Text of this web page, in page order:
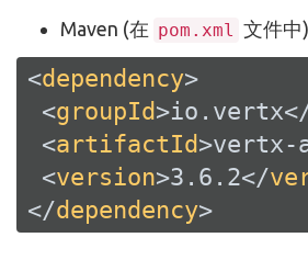
Maven (在 pom.xml 文件中
<dependency>
<groupId>io.vertx
<artifactId>vertx-
<version>3.6.2</
</dependency>